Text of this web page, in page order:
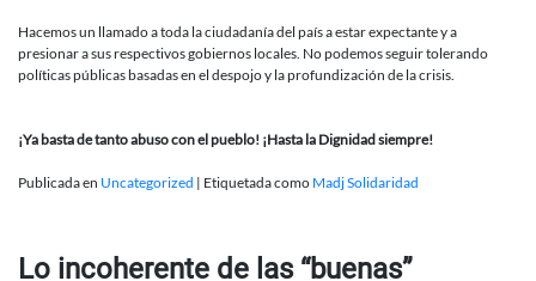
Hacemos un llamado a toda la ciudadanía del país a estar expectante y a
presionar a sus respectivos gobiernos locales. No podemos seguir tolerando
políticas públicas basadas en el despojo y la profundización de la crisis.
¡Ya basta de tanto abuso con el pueblo! ¡Hasta la Dignidad siempre!
Publicada en Uncategorized | Etiquetada como Madj Solidaridad
Lo incoherente de las “buenas”